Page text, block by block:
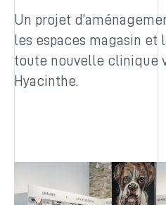
Un projet
les espaces magasin et
toute nouvelle clinique
Hyacinthe.